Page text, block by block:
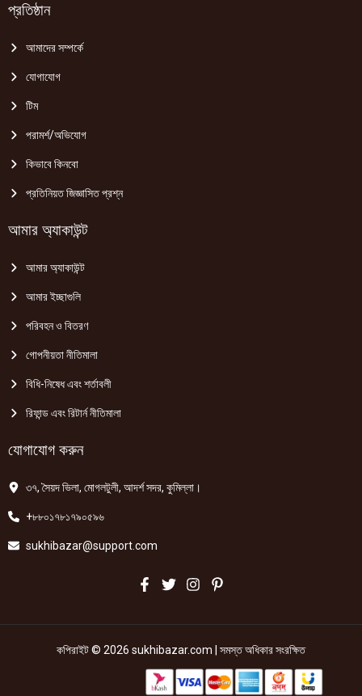
প্রতিষ্ঠান
আমাদের সম্পর্কে
যোগাযোগ
টিম
পরামর্শ/অভিযোগ
কিভাবে কিনবো
প্রতিনিয়ত জিজ্ঞাসিত প্রশ্ন
আমার অ্যাকাউন্ট
আমার অ্যাকাউন্ট
আমার ইচ্ছাগুলি
পরিবহন ও বিতরণ
গোপনীয়তা নীতিমালা
বিধি-নিষেধ এবং শর্তাবলী
রিফান্ড এবং রিটার্ন নীতিমালা
যোগাযোগ করুন
৩৭, সৈয়দ ভিলা, মোগলটুলী, আদর্শ সদর, কুমিল্লা।
+৮৮০১৭৮১৭৯০৫৯৬
sukhibazar@support.com
কপিরাইট © 2026 sukhibazar.com | সমস্ত অধিকার সংরক্ষিত